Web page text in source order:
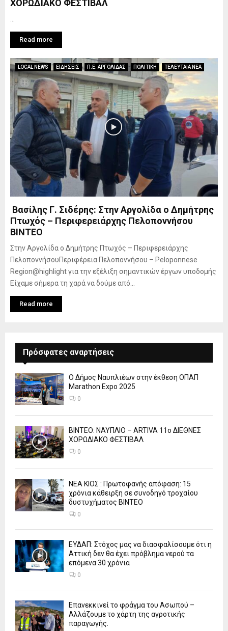
ΧΟΡΩΔΙΑΚΟ ΦΕΣΤΙΒΑΛ
Read more
LOCAL NEWS ΕΙΔΗΣΕΙΣ Π.Ε. ΑΡΓΟΛΙΔΑΣ ΠΟΛΙΤΙΚΗ ΤΕΛΕΥΤΑΙΑ ΝΕΑ
Βασίλης Γ. Σιδέρης: Στην Αργολίδα ο Δημήτρης
Πτωχός – Περιφερειάρχης Πελοποννήσου
ΒΙΝΤΕΟ
Στην Αργολίδα ο Δημήτρης Πτωχός – Περιφερειάρχης
ΠελοποννήσουΠεριφέρεια Πελοποννήσου – Peloponnese
Region@highlight για την εξέλιξη σημαντικών έργων υποδομής
Είχαμε σήμερα τη χαρά να δούμε από...
Read more
Πρόσφατες αναρτήσεις
Ο Δήμος Ναυπλιέων στην έκθεση ΟΠΑΠ
Marathon Expo 2025
0
ΒΙΝΤΕΟ: ΝΑΥΠΛΙΟ – ARTIVA 11ο ΔΙΕΘΝΕΣ
ΧΟΡΩΔΙΑΚΟ ΦΕΣΤΙΒΑΛ
0
ΝΕΑ ΚΙΟΣ : Πρωτοφανής απόφαση: 15
χρόνια κάθειρξη σε συνοδηγό τροχαίου
δυστυχήματος ΒΙΝΤΕΟ
0
ΕΥΔΑΠ: Στόχος μας να διασφαλίσουμε ότι η
Αττική δεν θα έχει πρόβλημα νερού τα
επόμενα 30 χρόνια
0
Επανεκκινεί το φράγμα του Ασωπού –
Αλλάζουμε το χάρτη της αγροτικής
παραγωγής.